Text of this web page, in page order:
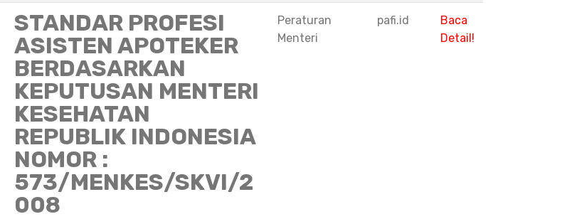
STANDAR PROFESI
ASISTEN APOTEKER
BERDASARKAN
KEPUTUSAN MENTERI
KESEHATAN
REPUBLIK INDONESIA
NOMOR :
573/MENKES/SKVI/2
008
Peraturan
Menteri
pafi.id
Baca
Detail!